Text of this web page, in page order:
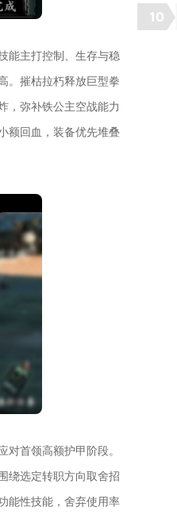
能主打控制、生存与稳
。摧枯拉朽释放巨型拳
，弥补铁公主空战能力
额回血，装备优先堆叠
首领高额护甲阶段。
绕选定转职方向取舍招
能性技能，舍弃使用率
10